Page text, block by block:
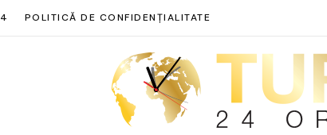
POLITICĂ DE CONFIDENȚIALITATE